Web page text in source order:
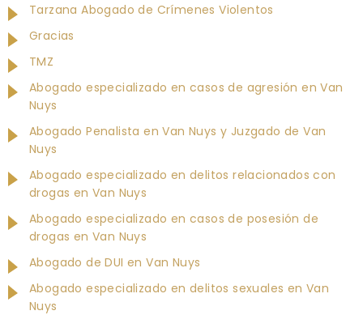
Tarzana Abogado de Crímenes Violentos
Gracias
TMZ
Abogado especializado en casos de agresión en Van
Nuys
Abogado Penalista en Van Nuys y Juzgado de Van
Nuys
Abogado especializado en delitos relacionados con
drogas en Van Nuys
Abogado especializado en casos de posesión de
drogas en Van Nuys
Abogado de DUI en Van Nuys
Abogado especializado en delitos sexuales en Van
Nuys